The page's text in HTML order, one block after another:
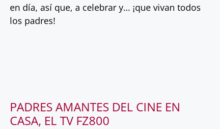
en día, así que, a celebrar y… ¡que vivan todos
los padres!
PADRES AMANTES DEL CINE EN
CASA, EL TV FZ800